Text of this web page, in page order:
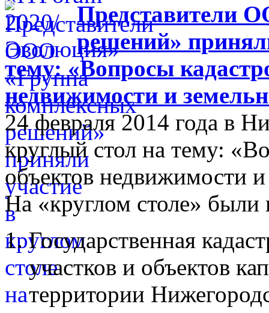
Представители
решений»
тему: «Вопросы
недвижимости и
24 февраля 2014 года в
круглый стол на тему:
объектов недвижимости
На «круглом столе»
Государственная
участков и объектов
территории